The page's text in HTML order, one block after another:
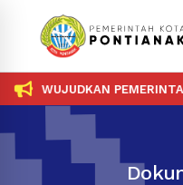
WUJUDKAN